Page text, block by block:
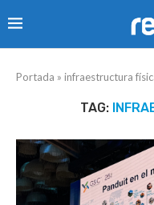
Portada » infraestructura
TAG: